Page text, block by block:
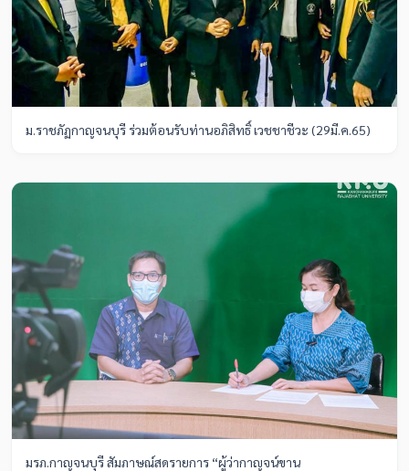
ม.ราชภัฏกาญจนบุรี ร่วมต้อนรับท่านอภิสิทธิ์ เวชชาชีวะ (29มี.ค.65)
มรภ.กาญจนบุรี สัมภาษณ์สดรายการ “ผู้ว่ากาญจน์ขาน